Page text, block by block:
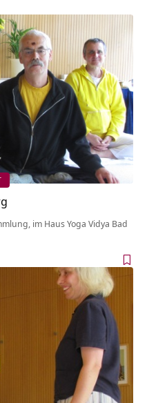
im Haus Yoga Vidya Bad